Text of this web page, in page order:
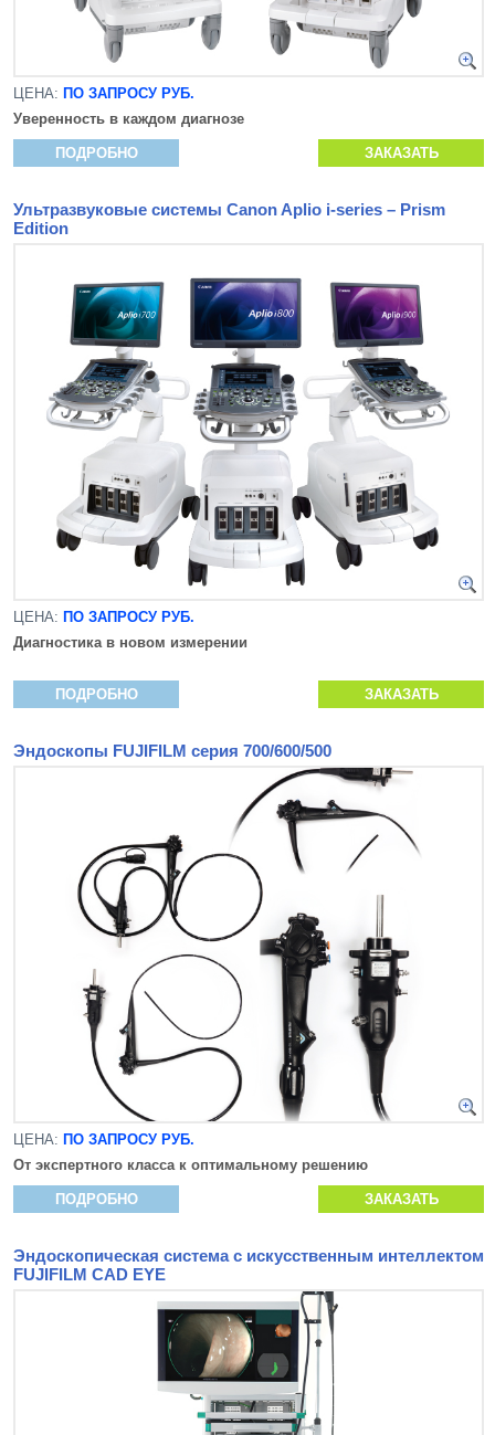
ЦЕНА: ПО ЗАПРОСУ РУБ.
Уверенность в каждом диагнозе
ПОДРОБНО ЗАКАЗАТЬ
Ультразвуковые системы Canon Aplio i-series – Prism
Edition
ЦЕНА: ПО ЗАПРОСУ РУБ.
Диагностика в новом измерении
ПОДРОБНО ЗАКАЗАТЬ
Эндоскопы FUJIFILM серия 700/600/500
ЦЕНА: ПО ЗАПРОСУ РУБ.
От экспертного класса к оптимальному решению
ПОДРОБНО ЗАКАЗАТЬ
Эндоскопическая система с искусственным интеллектом
FUJIFILM CAD EYE